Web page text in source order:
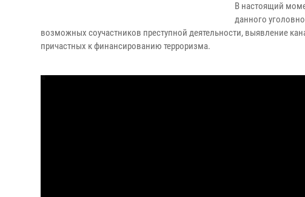
В настоящий
данного
возможных соучастников преступной деятельности, выявление
причастных к финансированию терроризма.